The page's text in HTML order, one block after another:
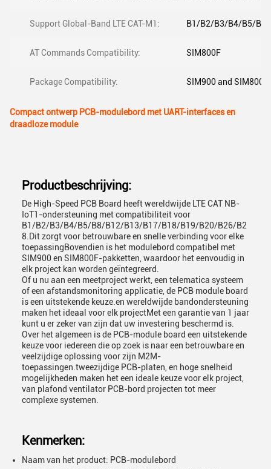
Support Global-Band LTE CAT-M1: B1/B2/B3/B4/B5/
AT Commands Compatibility: SIM800F
Package Compatibility: SIM900 and SIM800F
Compact ontwerp PCB-modulebord met UART-interfaces en
draadloze module
Productbeschrijving:
De High-Speed PCB Board heeft wereldwijde LTE CAT NB-
IoT1-ondersteuning met compatibiliteit voor
B1/B2/B3/B4/B5/B8/B12/B13/B17/B18/B19/B20/B26/B2
8.Dit zorgt voor betrouwbare en snelle verbinding voor elke
toepassingBovendien is het modulebord compatibel met
SIM900 en SIM800F-pakketten, waardoor het eenvoudig in
elk project kan worden geïntegreerd.
Of u nu aan een meetproject werkt, een telematica systeem
of een afstandsmonitoring applicatie, de PCB module board
is een uitstekende keuze.en wereldwijde bandondersteuning
maken het ideaal voor elk projectMet een garantie van 1 jaar
kunt u er zeker van zijn dat uw investering beschermd is.
Over het algemeen is de PCB-module board een uitstekende
keuze voor iedereen die op zoek is naar een betrouwbare en
veelzijdige oplossing voor zijn M2M-
toepassingen.tweezijdige PCB-platen, en hoge snelheid
mogelijkheden maken het een ideale keuze voor elk project,
van plafond ventilator PCB-bord projecten tot meer
complexe systemen.
Kenmerken:
Naam van het product: PCB-modulebord